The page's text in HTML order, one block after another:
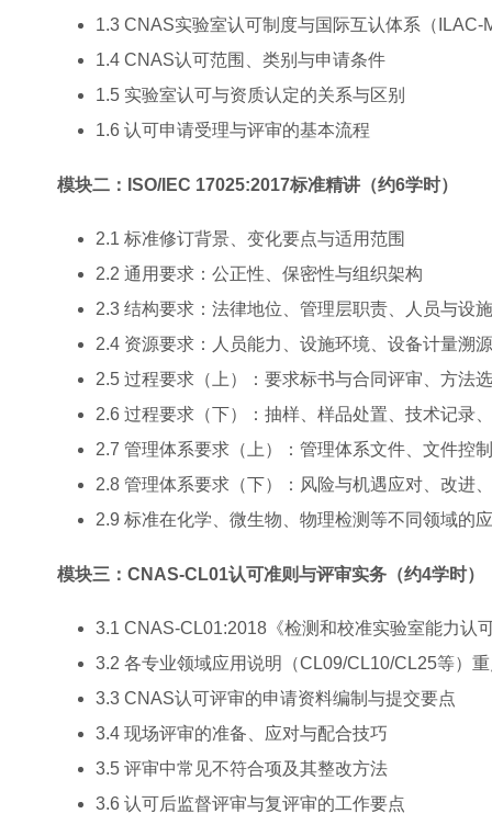
1.3 CNAS实验室认可制度与国际互认体系（ILAC-
1.4 CNAS认可范围、类别与申请条件
1.5 实验室认可与资质认定的关系与区别
1.6 认可申请受理与评审的基本流程
模块二：ISO/IEC 17025:2017标准精讲（约6学时）
2.1 标准修订背景、变化要点与适用范围
2.2 通用要求：公正性、保密性与组织架构
2.3 结构要求：法律地位、管理层职责、人员与设施
2.4 资源要求：人员能力、设施环境、设备计量溯
2.5 过程要求（上）：要求标书与合同评审、方法
2.6 过程要求（下）：抽样、样品处置、技术记录
2.7 管理体系要求（上）：管理体系文件、文件控
2.8 管理体系要求（下）：风险与机遇应对、改进
2.9 标准在化学、微生物、物理检测等不同领域的
模块三：CNAS-CL01认可准则与评审实务（约4学时）
3.1 CNAS-CL01:2018《检测和校准实验室能力认
3.2 各专业领域应用说明（CL09/CL10/CL25等）
3.3 CNAS认可评审的申请资料编制与提交要点
3.4 现场评审的准备、应对与配合技巧
3.5 评审中常见不符合项及其整改方法
3.6 认可后监督评审与复评审的工作要点